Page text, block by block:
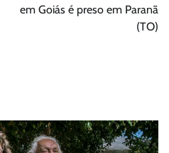
em Goiás é preso em Paranã
(TO)